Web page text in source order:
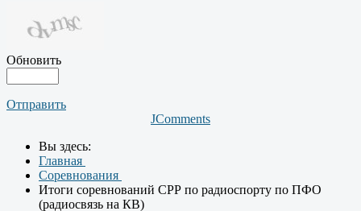
Обновить
Отправить
JComments
Вы здесь:
Главная
Соревнования
Итоги соревнований СРР по радиоспорту по ПФО
(радиосвязь на КВ)